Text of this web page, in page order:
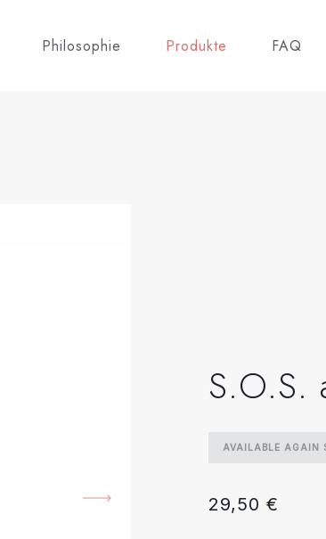
Philosophie Produkte FAQ
AVAILABLE AGAIN
29,50€